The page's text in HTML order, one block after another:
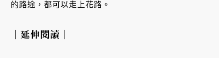
的路途，都可以走上花路。
｜延伸閱讀｜